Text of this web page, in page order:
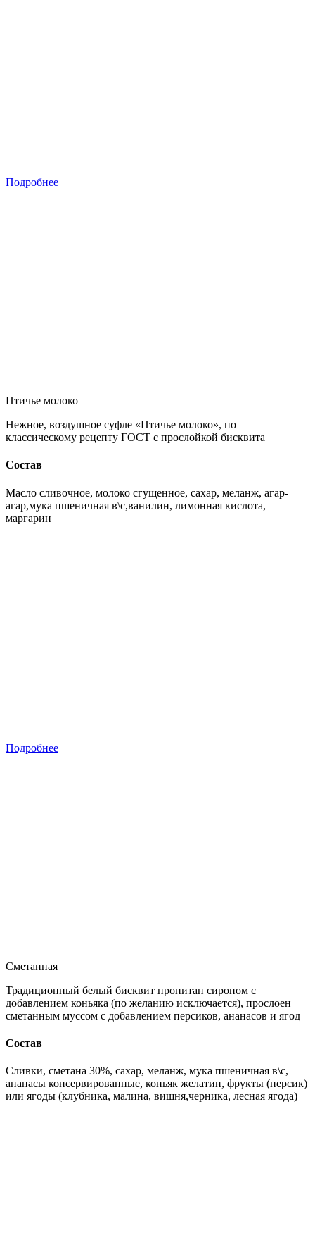
Подробнее
Птичье молоко
Нежное, воздушное суфле «Птичье молоко», по
классическому рецепту ГОСТ с прослойкой бисквита
Состав
Масло сливочное, молоко сгущенное, сахар, меланж, агар-
агар,мука пшеничная в\с,ванилин, лимонная кислота,
маргарин
Подробнее
Сметанная
Традиционный белый бисквит пропитан сиропом с
добавлением коньяка (по желанию исключается), прослоен
сметанным муссом с добавлением персиков, ананасов и ягод
Состав
Сливки, сметана 30%, сахар, меланж, мука пшеничная в\с,
ананасы консервированные, коньяк желатин, фрукты (персик)
или ягоды (клубника, малина, вишня,черника, лесная ягода)